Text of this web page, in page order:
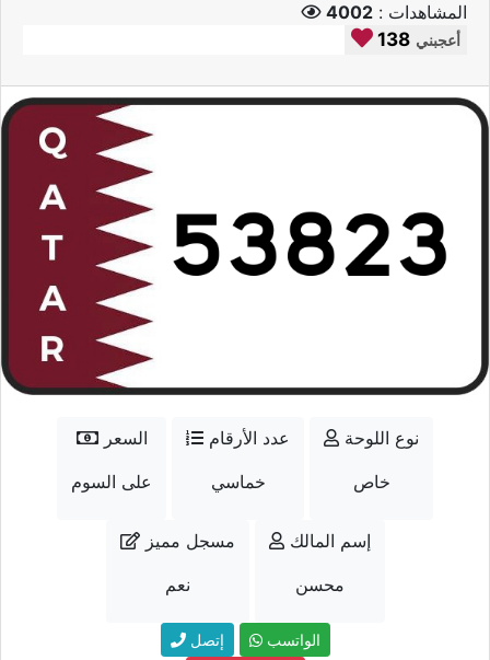
المشاهدات : 4002
138 أعجبني
السعر
على السوم
عدد الأرقام
خماسي
نوع اللوحة
خاص
مسجل مميز
نعم
إسم المالك
محسن
إتصل
الواتسب